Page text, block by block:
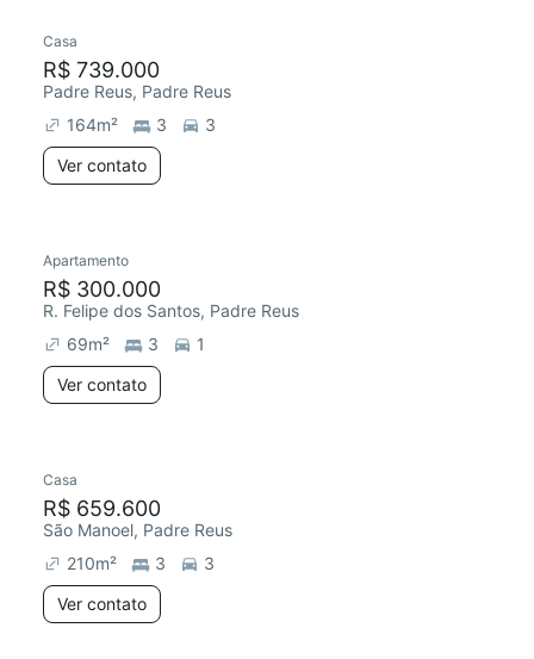
Casa
R$ 739.000
Padre Reus, Padre Reus
164m² 3
3
Ver contato
Apartamento
R$ 300.000
R. Felipe dos Santos, Padre Reus
69m² 3
1
Ver contato
Casa
R$ 659.600
São Manoel, Padre Reus
210m² 3
3
Ver contato